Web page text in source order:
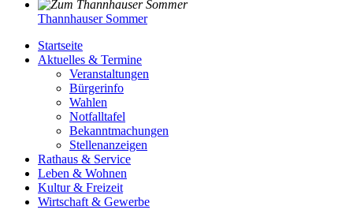
Thannhauser Sommer
Startseite
Aktuelles & Termine
Veranstaltungen
Bürgerinfo
Wahlen
Notfalltafel
Bekanntmachungen
Stellenanzeigen
Rathaus & Service
Leben & Wohnen
Kultur & Freizeit
Wirtschaft & Gewerbe